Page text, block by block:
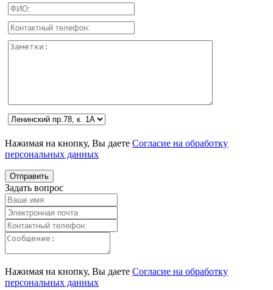
Нажимая на кнопку, Вы даете Согласие на обработку
персональных данных
Задать вопрос
Нажимая на кнопку, Вы даете Согласие на обработку
персональных данных